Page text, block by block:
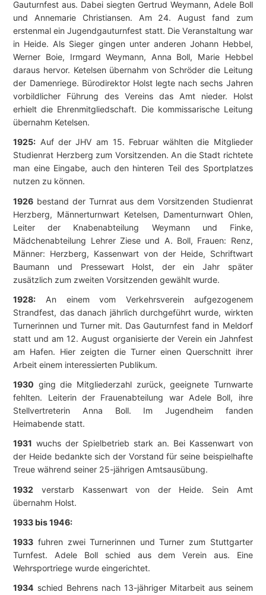
Gauturnfest aus. Dabei siegten Gertrud Weymann, Adele Boll
und Annemarie Christiansen. Am 24. August fand zum
erstenmal ein Jugendgauturnfest statt. Die Veranstaltung war
in Heide. Als Sieger gingen unter anderen Johann Hebbel,
Werner Boie, Irmgard Weymann, Anna Boll, Marie Hebbel
daraus hervor. Ketelsen übernahm von Schröder die Leitung
der Damenriege. Bürodirektor Holst legte nach sechs Jahren
vorbildlicher Führung des Vereins das Amt nieder. Holst
erhielt die Ehrenmitgliedschaft. Die kommissarische Leitung
übernahm Ketelsen.
1925: Auf der JHV am 15. Februar wählten die Mitglieder
Studienrat Herzberg zum Vorsitzenden. An die Stadt richtete
man eine Eingabe, auch den hinteren Teil des Sportplatzes
nutzen zu können.
1926 bestand der Turnrat aus dem Vorsitzenden Studienrat
Herzberg, Männerturnwart Ketelsen, Damenturnwart Ohlen,
Leiter der Knabenabteilung Weymann und Finke,
Mädchenabteilung Lehrer Ziese und A. Boll, Frauen: Renz,
Männer: Herzberg, Kassenwart von der Heide, Schriftwart
Baumann und Pressewart Holst, der ein Jahr später
zusätzlich zum zweiten Vorsitzenden gewählt wurde.
1928: An einem vom Verkehrsverein aufgezogenem
Strandfest, das danach jährlich durchgeführt wurde, wirkten
Turnerinnen und Turner mit. Das Gauturnfest fand in Meldorf
statt und am 12. August organisierte der Verein ein Jahnfest
am Hafen. Hier zeigten die Turner einen Querschnitt ihrer
Arbeit einem interessierten Publikum.
1930 ging die Mitgliederzahl zurück, geeignete Turnwarte
fehlten. Leiterin der Frauenabteilung war Adele Boll, ihre
Stellvertreterin Anna Boll. Im Jugendheim fanden
Heimabende statt.
1931 wuchs der Spielbetrieb stark an. Bei Kassenwart von
der Heide bedankte sich der Vorstand für seine beispielhafte
Treue während seiner 25-jährigen Amtsausübung.
1932 verstarb Kassenwart von der Heide. Sein Amt
übernahm Holst.
1933 bis 1946:
1933 fuhren zwei Turnerinnen und Turner zum Stuttgarter
Turnfest. Adele Boll schied aus dem Verein aus. Eine
Wehrsportriege wurde eingerichtet.
1934 schied Behrens nach 13-jähriger Mitarbeit aus seinem